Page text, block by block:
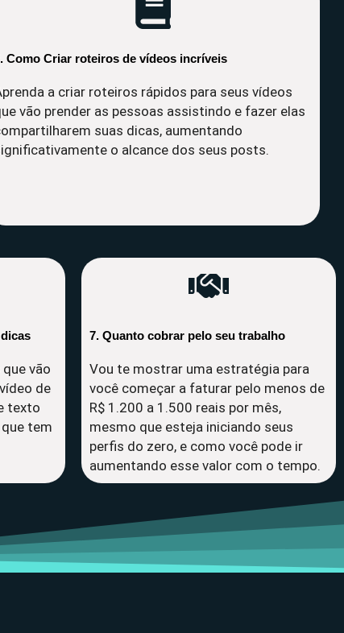
Como Criar roteiros de vídeos incríveis
a criar roteiros rápidos para seus vídeos
vão prender as pessoas assistindo e fazer elas
suas dicas, aumentando
o alcance dos seus posts.
vão
de
texto
tem
7. Quanto cobrar pelo seu trabalho
Vou te mostrar uma estratégia para
você começar a faturar pelo menos de
R$ 1.200 a 1.500 reais por mês,
mesmo que esteja iniciando seus
perfis do zero, e como você pode ir
aumentando esse valor com o tempo.